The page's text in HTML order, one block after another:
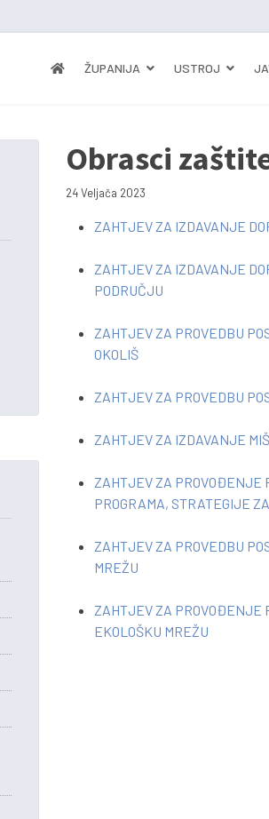
ŽUPANIJA USTROJ
Obrasci
24 Veljača 2023
ZAHTJEV ZA IZDAVANJE
ZAHTJEV ZA IZDAVANJE
PODRUČJU
ZAHTJEV ZA PROVEDBU
OKOLIŠ
ZAHTJEV ZA PROVEDBU
ZAHTJEV ZA IZDAVANJE
ZAHTJEV ZA PROVOĐENJE
PROGRAMA, STRATEGIJE
ZAHTJEV ZA PROVEDBU
MREŽU
ZAHTJEV ZA PROVOĐENJE
EKOLOŠKU MREŽU